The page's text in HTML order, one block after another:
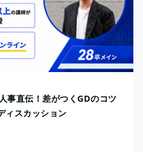
事直伝！差がつくGDのコツ
ィスカッション